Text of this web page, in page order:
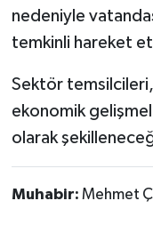
nedeniyle
temkinli hareket
Sektör
ekonomik
olarak
Muhabir: Mehmet